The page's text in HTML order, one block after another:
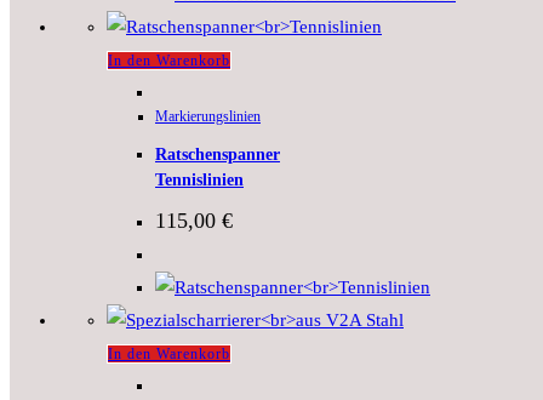
In den Warenkorb
Markierungslinien
Ratschenspanner
Tennislinien
115,00 €
In den Warenkorb